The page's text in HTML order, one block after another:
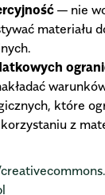
— nie
materiału
które
z